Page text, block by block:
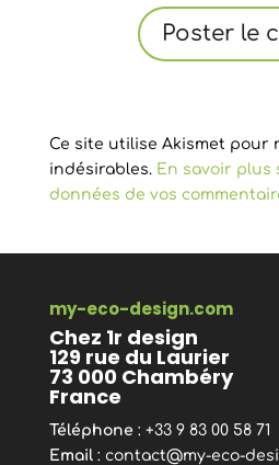
Ce site utilise Akismet pour
indésirables. En savoir plus
données de vos
my-eco-design.com
Chez 1r design
129 rue du Laurier
73 000 Chambéry
France
Téléphone : +33 9 83 00 58 71
Email: contact@my-eco-